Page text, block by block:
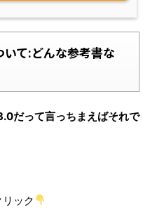
て:どんな参考書な
だって言っちまえばそれで
ック